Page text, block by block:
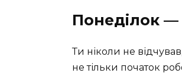
Понеділок —
Ти ніколи не
не тільки початок